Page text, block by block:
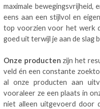
maximale
eens aan een stijlvol en
top voorzien voor het werk
goed uit terwijl je aan de slag
Onze producten zijn het
veld én een constante
al onze producten aan
vooraleer ze een plaats in
niet alleen uitgevoerd door